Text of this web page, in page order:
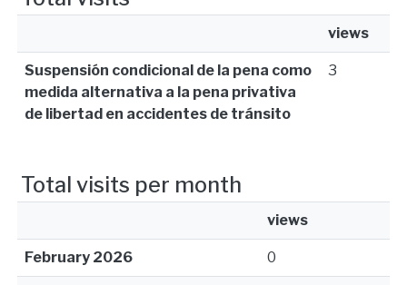
views
Suspensión condicional de la pena como
medida alternativa a la pena privativa
de libertad en accidentes de tránsito
3
Total visits per month
views
February 2026 0